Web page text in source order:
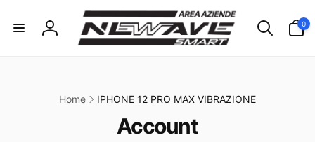
contenuti
Accedi
0
articoli
Home IPHONE 12 PRO MAX VIBRAZIONE
C
Account